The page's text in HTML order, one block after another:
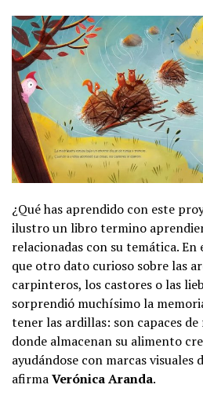
¿Qué has aprendido con este
ilustro un libro termino
relacionadas con su temática.
que otro dato curioso sobre las
carpinteros, los castores o las
sorprendió muchísimo la
tener las ardillas: son capaces
donde almacenan su alimento
ayudándose con marcas visuales
afirmaVerónica Aranda.